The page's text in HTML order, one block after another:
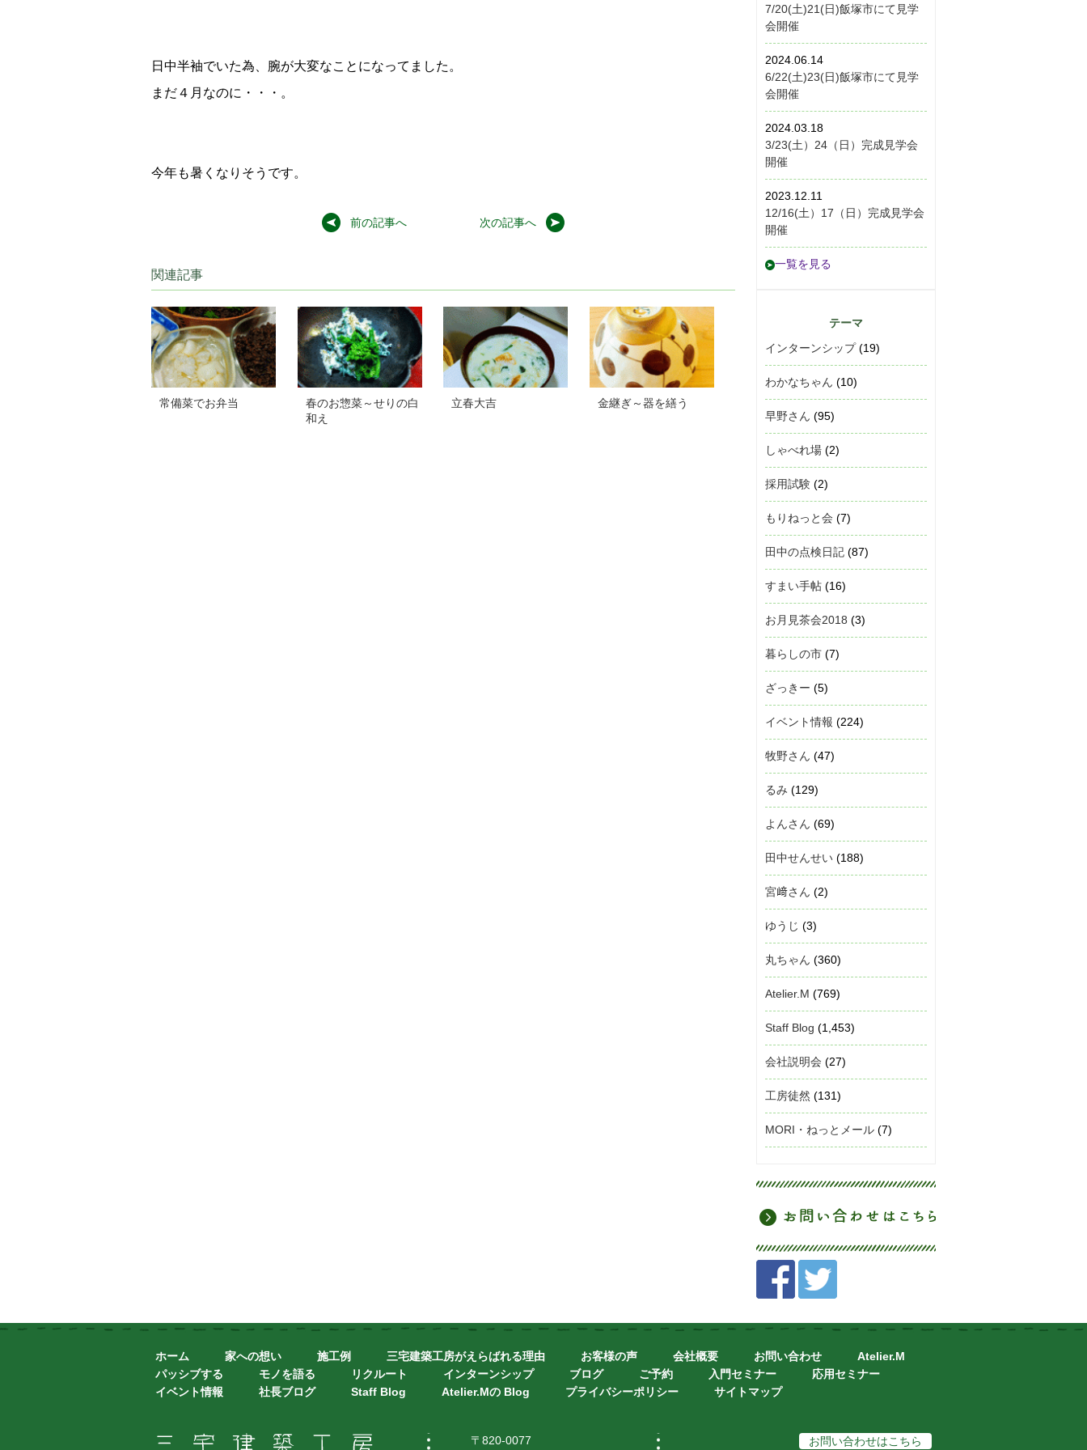
日中半袖でいた為、腕が大変なことになってました。
まだ４月なのに・・・。
今年も暑くなりそうです。
前の記事へ 次の記事へ
関連記事
常備菜でお弁当
春のお惣菜～せりの白
和え
立春大吉 金継ぎ～器を繕う
7/20(土)21(日)飯塚市にて見学
会開催
2024.06.14
6/22(土)23(日)飯塚市にて見学
会開催
2024.03.18
3/23(土）24（日）完成見学会
開催
2023.12.11
12/16(土）17（日）完成見学会
開催
一覧を見る
テーマ
インターンシップ(19)
わかなちゃん (10)
早野さん (95)
しゃべれ場 (2)
採用試験 (2)
もりねっと会 (7)
田中の点検日記 (87)
すまい手帖 (16)
お月見茶会2018 (3)
暮らしの市 (7)
ざっきー (5)
イベント情報 (224)
牧野さん (47)
るみ (129)
よんさん (69)
田中せんせい (188)
宮﨑さん (2)
ゆうじ (3)
丸ちゃん (360)
Atelier.M (769)
Staff Blog (1,453)
会社説明会 (27)
工房徒然 (131)
MORI・ねっとメール (7)
ホーム 家への想い 施工例 三宅建築工房がえらばれる理由 お客様の声 会社概要 お問い合わせ
Atelier.M
パッシブする
モノを語る リクルート インターンシップ ブログ ご予約 入門セミナー
応用セミナー
イベント情報
社長ブログ Staff Blog Atelier.Mの Blog プライバシーポリシー サイトマップ
〒820-0077
お問い合わせはこちら